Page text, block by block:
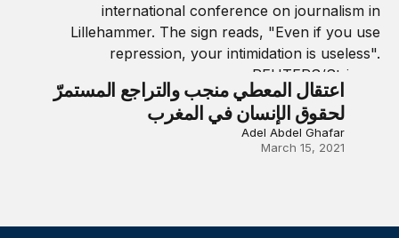
اعتقال المعطي منجب والتراجع المستمرّ
لحقوق الإنسان في المغرب
Adel Abdel Ghafar
March 15, 2021